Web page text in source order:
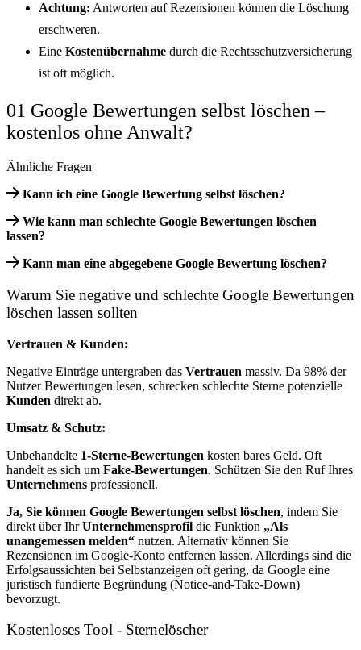
Achtung: Antworten auf Rezensionen können die Löschung
erschweren.
Eine Kostenübernahme durch die Rechtsschutzversicherung
ist oft möglich.
01 Google Bewertungen selbst löschen –
kostenlos ohne Anwalt?
Ähnliche Fragen
Kann ich eine Google Bewertung selbst löschen?
Wie kann man schlechte Google Bewertungen löschen
lassen?
Kann man eine abgegebene Google Bewertung löschen?
Warum Sie negative und schlechte Google Bewertungen
löschen lassen sollten
Vertrauen & Kunden:
Negative Einträge untergraben das Vertrauen massiv. Da 98% der
Nutzer Bewertungen lesen, schrecken schlechte Sterne potenzielle
Kunden direkt ab.
Umsatz & Schutz:
Unbehandelte 1-Sterne-Bewertungen kosten bares Geld. Oft
handelt es sich um Fake-Bewertungen. Schützen Sie den Ruf Ihres
Unternehmens professionell.
Ja, Sie können Google Bewertungen selbst löschen, indem Sie
direkt über IhrUnternehmensprofil die Funktion „Als
unangemessen melden“ nutzen. Alternativ können Sie
Rezensionen im Google-Konto entfernen lassen. Allerdings sind die
Erfolgsaussichten bei Selbstanzeigen oft gering, da Google eine
juristisch fundierte Begründung (Notice-and-Take-Down)
bevorzugt.
Kostenloses Tool - Sternelöscher